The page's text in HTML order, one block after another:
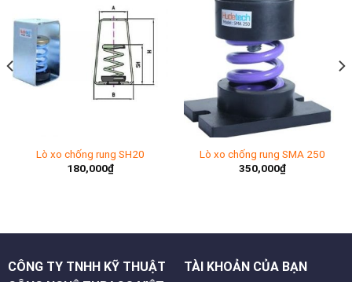
Lò xo chống rung SH20
180,000₫
Lò xo chống rung SMA 250
350,000₫
CÔNG TY TNHH KỸ THUẬT
TÀI KHOẢN CỦA BẠN